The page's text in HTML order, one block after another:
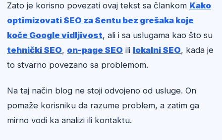
Zato je korisno povezati ovaj tekst sa člankom Kako
optimizovati SEO za Sentu bez grešaka koje
koče Google vidljivost, ali i sa uslugama kao što su
tehnički SEO, on-page SEO ili lokalni SEO, kada je
to stvarno povezano sa problemom.
Na taj način blog ne stoji odvojeno od usluge. On
pomaže korisniku da razume problem, a zatim ga
mirno vodi ka analizi ili kontaktu.